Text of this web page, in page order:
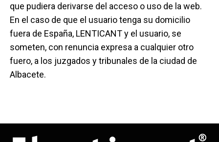
que pudiera derivarse del acceso o uso de la web.
En el caso de que el usuario tenga su domicilio
fuera de España, LENTICANT y el usuario, se
someten, con renuncia expresa a cualquier otro
fuero, a los juzgados y tribunales de la ciudad de
Albacete.